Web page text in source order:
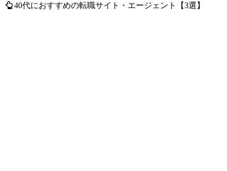
40代におすすめの転職サイト・エージェント【3選】